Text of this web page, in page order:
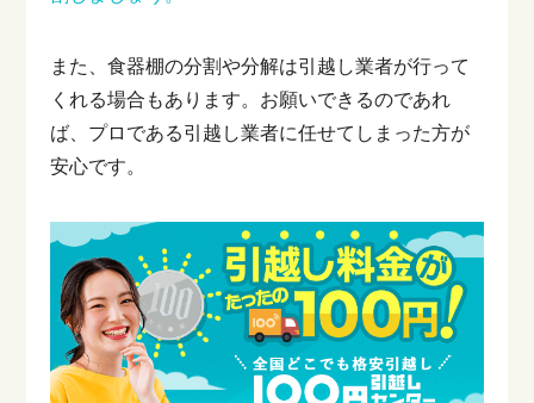
また、食器棚の分割や分解は引越し業者が行って
くれる場合もあります。お願いできるのであれ
ば、プロである引越し業者に任せてしまった方が
安心です。